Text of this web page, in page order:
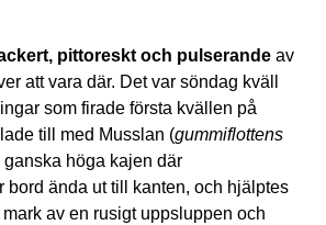
pittoreskt och pulserande av
att vara där. Det var söndag kväll
som firade första kvällen på
till med Musslan (gummiflottens
ganska höga kajen där
bord ända ut till kanten, och hjälptes
av en rusigt uppsluppen och